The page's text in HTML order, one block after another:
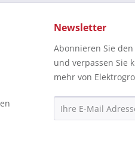
Newsletter
Abonnieren Sie
und verpassen Sie
mehr von